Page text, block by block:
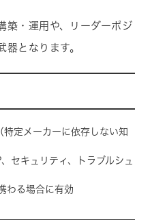
築・運用や、リーダーポジ
器となります。
特定メーカーに依存しない知
セキュリティ、トラブルシュ
わる場合に有効